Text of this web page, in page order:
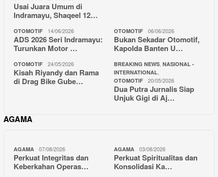
Usai Juara Umum di
Indramayu, Shaqeel 12…
OTOMOTIF 14/06/2026
ADS 2026 Seri Indramayu:
Turunkan Motor …
OTOMOTIF 06/06/2026
Bukan Sekadar Otomotif,
Kapolda Banten U…
OTOMOTIF 24/05/2026
Kisah Riyandy dan Rama
di Drag Bike Gube…
BREAKING NEWS NASIONAL -
INTERNATIONAL
OTOMOTIF 20/05/2026
Dua Putra Jurnalis Siap
Unjuk Gigi di Aj…
AGAMA
AGAMA 07/08/2026
Perkuat Integritas dan
Keberkahan Operas…
AGAMA 03/08/2026
Perkuat Spiritualitas dan
Konsolidasi Ka…